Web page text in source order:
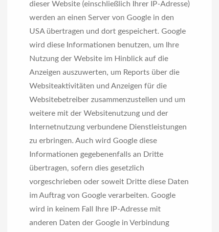
dieser Website (einschließlich Ihrer IP-Adresse)
werden an einen Server von Google in den
USA übertragen und dort gespeichert. Google
wird diese Informationen benutzen, um Ihre
Nutzung der Website im Hinblick auf die
Anzeigen auszuwerten, um Reports über die
Websiteaktivitäten und Anzeigen für die
Websitebetreiber zusammenzustellen und um
weitere mit der Websitenutzung und der
Internetnutzung verbundene Dienstleistungen
zu erbringen. Auch wird Google diese
Informationen gegebenenfalls an Dritte
übertragen, sofern dies gesetzlich
vorgeschrieben oder soweit Dritte diese Daten
im Auftrag von Google verarbeiten. Google
wird in keinem Fall Ihre IP-Adresse mit
anderen Daten der Google in Verbindung